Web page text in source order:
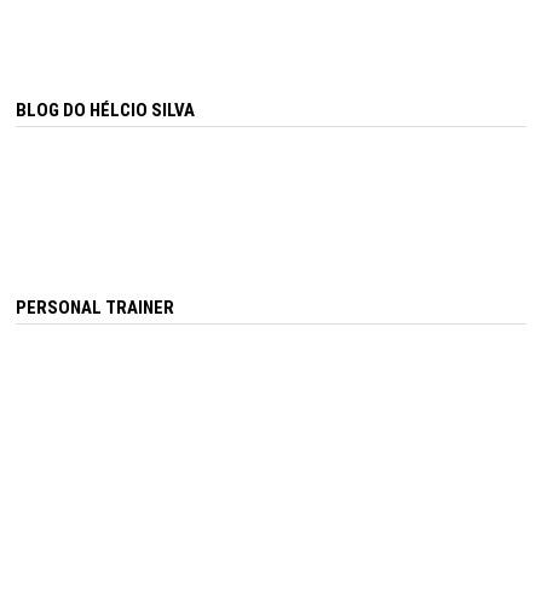
BLOG DO HÉLCIO SILVA
PERSONAL TRAINER